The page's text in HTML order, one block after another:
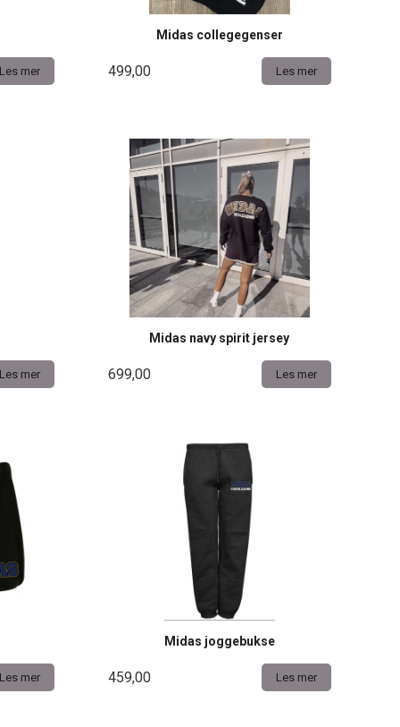
Les mer
Midas collegegenser
499,00 Les mer
Les mer
Midas navy spirit jersey
699,00 Les mer
Les mer
Midas joggebukse
459,00 Les mer